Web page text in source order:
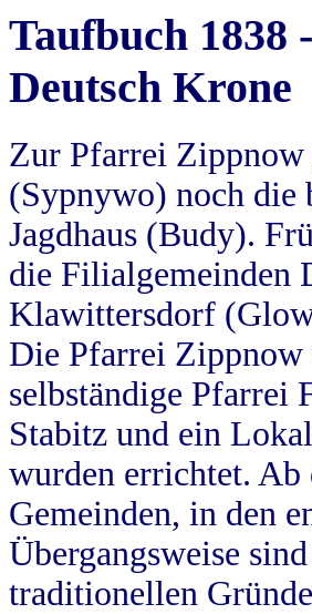
Taufbuch
Deutsch Krone
Zur Pfarrei Zippnow
(Sypnywo) noch die
Jagdhaus (Budy).
die Filialgemeinden
Klawittersdorf
Die Pfarrei Zippnow
selbständige
Stabitz und ein
wurden errichtet. Ab
Gemeinden, in den
Übergangsweise
traditionellen